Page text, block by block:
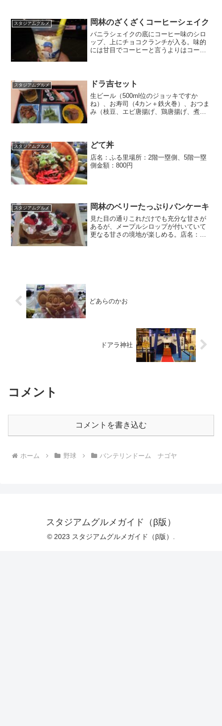
スタジアムグルメ 岡林のざくざくコーヒーシェイク
バニラシェイクの底にコーヒー味のシロ
ップ、上にチョコクランチが入る。味的
には甘目でコーヒーと言うよりはコーヒ
スタジアムグルメ ドラ吉セット
生ビール（500ml位のジョッキですか
ね）、お寿司（4カン＋鉄火巻）、おつま
み（枝豆、エビ唐揚げ、鶏唐揚げ、煮
場所：3階一塁側大...
スタジアムグルメ どて丼
店名：ふる里場所：2階一塁側、5階一塁
側金額：800円
スタジアムグルメ 岡林のベリーたっぷりパンケーキ
見た目の通りこれだけでも充分な甘さが
あるが、メープルシロップが付いていて
更なる甘さの境地が楽しめる。店名：
どあらのかお
ドアラ神社
コメント
コメントを書き込む
ホーム 野球 バンテリンドーム ナゴヤ
スタジアムグルメガイド（β版）
© 2023 スタジアムグルメガイド（β版）.